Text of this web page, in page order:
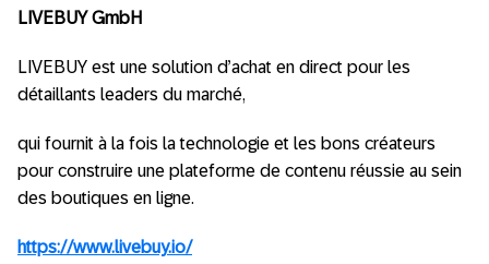
LIVEBUY GmbH
LIVEBUY est une solution d’achat en direct pour les
détaillants leaders du marché,
qui fournit à la fois la technologie et les bons créateurs
pour construire une plateforme de contenu réussie au sein
des boutiques en ligne.
https://www.livebuy.io/